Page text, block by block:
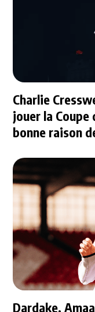
Charlie
jouer la
bonne raison
Dardake,